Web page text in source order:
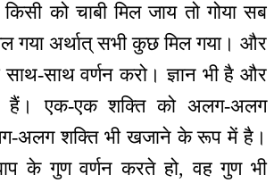
को चाबी मिल जाय तो गोया सब
गया अर्थात् सभी कुछ मिल गया। और
साथ-साथ वर्णन करो। ज्ञान भी है और
हैं। एक-एक शक्ति को अलग-अलग
अलग शक्ति भी खजाने के रूप में है।
के गुण वर्णन करते हो, वह गुण भी